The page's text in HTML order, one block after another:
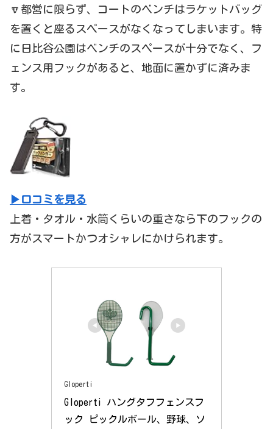
🔽都営に限らず、コートのベンチはラケットバッグ
を置くと座るスペースがなくなってしまいます。特
に日比谷公園はベンチのスペースが十分でなく、フ
ェンス用フックがあると、地面に置かずに済みま
す。
▶口コミを見る
上着・タオル・水筒くらいの重さなら下のフックの
方がスマートかつオシャレにかけられます。
Gloperti
Gloperti ハングタフフェンスフ
ック ピックルボール、野球、ソ